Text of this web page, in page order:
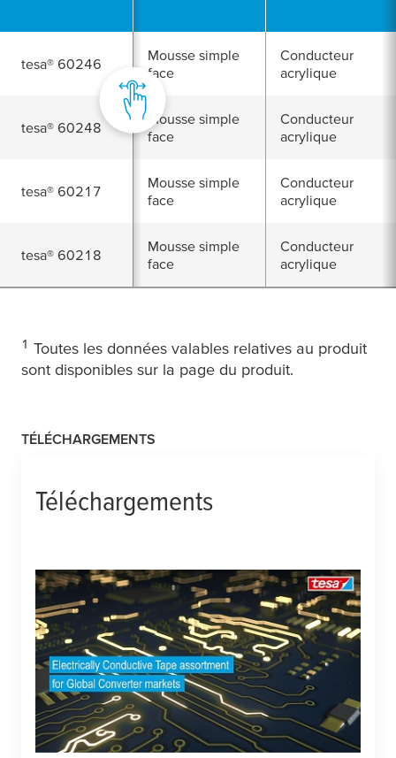
tesa® 60246
Mousse simple
face
Conducteur
acrylique
tesa® 60248
Mousse simple
face
Conducteur
acrylique
tesa® 60217
Mousse simple
face
Conducteur
acrylique
tesa® 60218
Mousse simple
face
Conducteur
acrylique
1 Toutes les données valables relatives au produit
sont disponibles sur la page du produit.
TÉLÉCHARGEMENTS
Téléchargements